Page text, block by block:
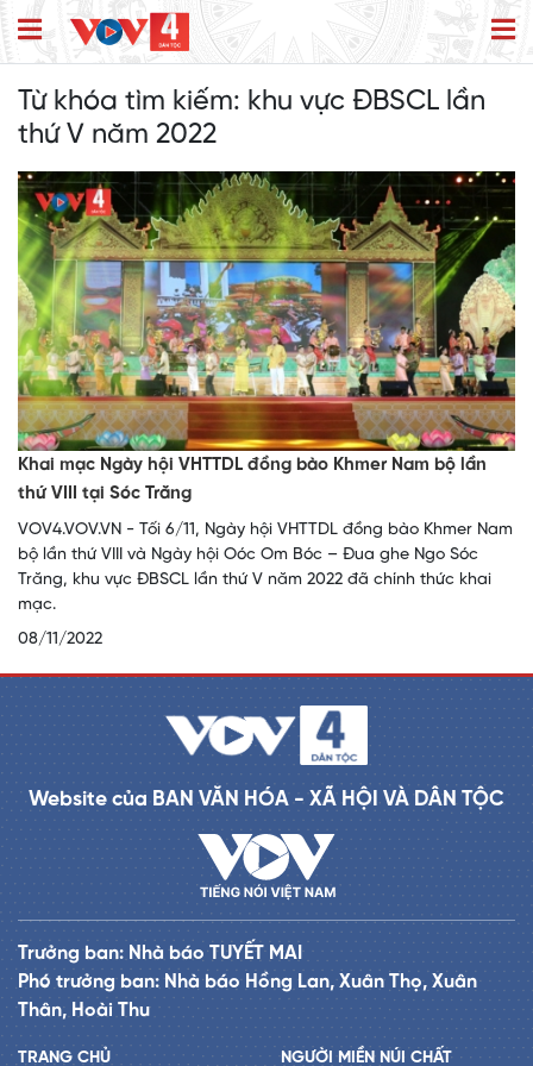
Từ khóa tìm kiếm: khu vực ĐBSCL lần
thứ V năm 2022
Khai mạc Ngày hội VHTTDL đồng bào Khmer Nam bộ lần
thứ VIII tại Sóc Trăng
VOV4.VOV.VN - Tối 6/11, Ngày hội VHTTDL đồng bào Khmer Nam
bộ lần thứ VIII và Ngày hội Oóc Om Bóc – Đua ghe Ngo Sóc
Trăng, khu vực ĐBSCL lần thứ V năm 2022 đã chính thức khai
mạc.
08/11/2022
Website của BAN VĂN HÓA - XÃ HỘI VÀ DÂN TỘC
Trưởng ban: Nhà báo TUYẾT MAI
Phó trưởng ban: Nhà báo Hồng Lan, Xuân Thọ, Xuân
Thân, Hoài Thu
TRANG CHỦ NGƯỜI MIỀN NÚI CHẤT